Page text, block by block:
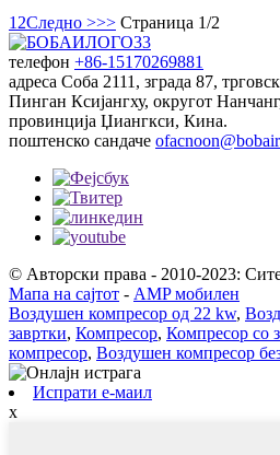
1 2Следно >>> Страница 1/2
телефон +86-15170269881
адреса Соба 2111, зграда 87,
Пинган Ксијангху, округот
провинција Џиангкси, Кина.
поштенско сандаче
© Авторски права - 2010-2023:
Мапа на сајтот - AMP мобилен
Воздушен компресор од 22 kw,
завртки, Компресор, Компресор со
компресор, Воздушен компресор
Испрати е-маил
x